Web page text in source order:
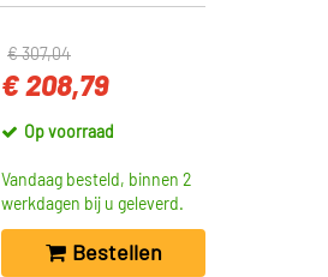
€ 307,04
€ 208,79
Op voorraad
Vandaag besteld, binnen 2
werkdagen bij u geleverd.
Bestellen